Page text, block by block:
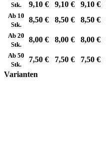
Stk.
9,10 €
9,10 €
9,10 €
Ab 10
Stk.
8,50 € 8,50 € 8,50 €
Ab 20
Stk.
8,00 € 8,00 € 8,00 €
Ab 50
Stk.
7,50 € 7,50 € 7,50 €
Varianten